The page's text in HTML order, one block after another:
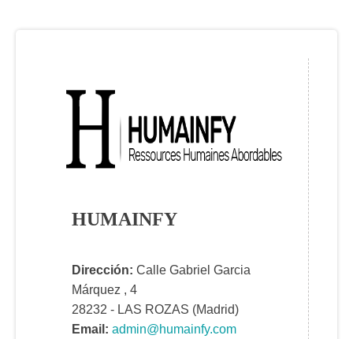
HUMAINFY
Dirección: Calle Gabriel Garcia
Márquez , 4
28232 - LAS ROZAS (Madrid)
Email: admin@humainfy.com